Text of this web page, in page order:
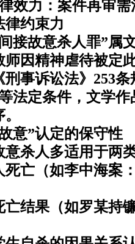
效力：案件再审需
律约束力
接故意杀人罪”属
师因精神虐待被定
事诉讼法》253
法定条件，文学
意”认定的保守性
意杀人多适用于两
死亡（如李中海案
亡结果（如罗某持